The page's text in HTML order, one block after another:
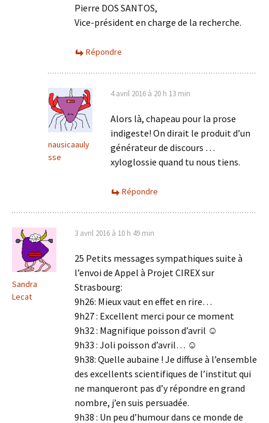
Pierre DOS SANTOS,
Vice-président en charge de la recherche.
Répondre
nausicaauly
sse
4 avril 2016 à 20 h 13 min
Alors là, chapeau pour la prose
indigeste! On dirait le produit d’un
générateur de discours …
xyloglossie quand tu nous tiens.
Répondre
Sandra
Lecat
3 avril 2016 à 10 h 49 min
25 Petits messages sympathiques suite à
l’envoi de Appel à Projet CIREX sur
Strasbourg:
9h26: Mieux vaut en effet en rire…
9h27 : Excellent merci pour ce moment
9h32 : Magnifique poisson d’avril ☺
9h33 : Joli poisson d’avril… ☺
9h38: Quelle aubaine ! Je diffuse à l’ensemble
des excellents scientifiques de l’institut qui
ne manqueront pas d’y répondre en grand
nombre, j’en suis persuadée.
9h38 : Un peu d’humour dans ce monde de